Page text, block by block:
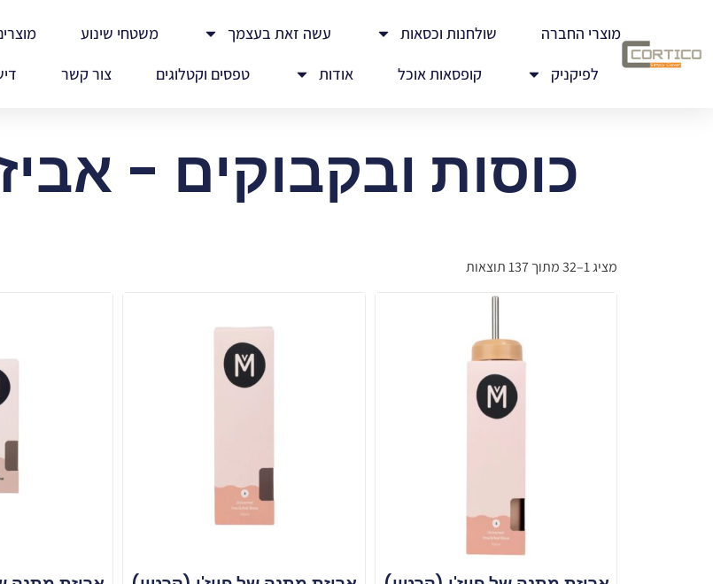
מוצרי החברה שולחנות וכסאות עשה זאת בעצמך משטחי שינוע
לפיקניק
קופסאות אוכל אודות טפסים וקטלוגים צור קשר
כוסות ובקבוקים -
מציג 1–32 מתוך 137 תוצאות